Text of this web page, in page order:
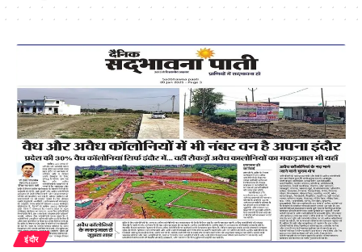
इंदौर